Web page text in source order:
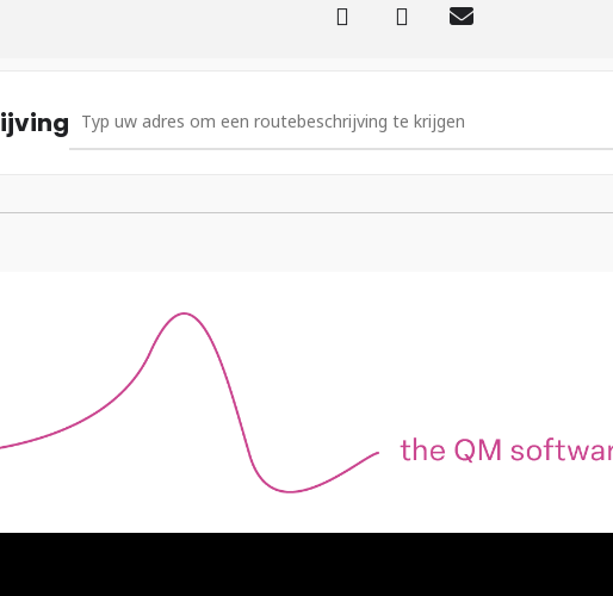
u in via het onderstaande formulier
Nee
Ik heb de Privacyverklaringgelezen/